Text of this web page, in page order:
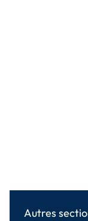
Autres